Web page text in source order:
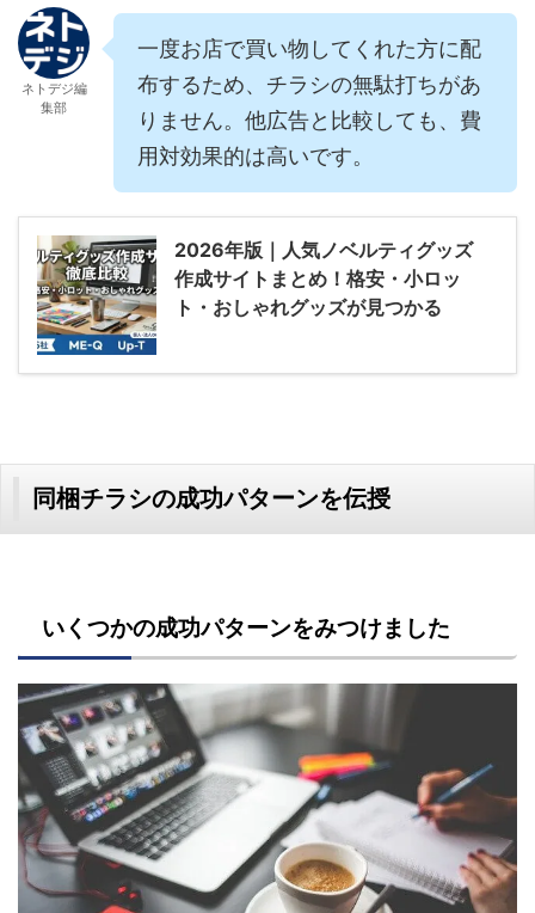
ネトデジ編
集部
一度お店で買い物してくれた方に配
布するため、チラシの無駄打ちがあ
りません。他広告と比較しても、費
用対効果的は高いです。
2026年版｜人気ノベルティグッズ
作成サイトまとめ！格安・小ロッ
ト・おしゃれグッズが見つかる
同梱チラシの成功パターンを伝授
いくつかの成功パターンをみつけました